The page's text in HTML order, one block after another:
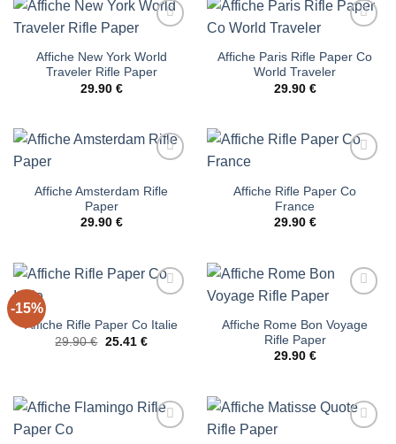
à la liste
d’envies
Affiche New York World
Traveler Rifle Paper
29.90 €
à la liste
d’envies
Affiche Paris Rifle Paper Co
World Traveler
29.90 €
à la liste
d’envies
Affiche Amsterdam Rifle
Paper
29.90 €
à la liste
d’envies
Affiche Rifle Paper Co
France
29.90 €
-15%
à la liste
d’envies
Affiche Rifle Paper Co Italie
29.90€ Le
25.41 €Le
à la liste
d’envies
Affiche Rome Bon Voyage
Rifle Paper
29.90 €